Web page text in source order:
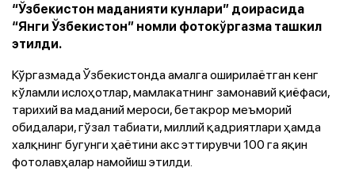
“Ўзбекистон маданияти кунлари” доирасида
“Янги Ўзбекистон” номли фотокўргазма ташкил
этилди.
Кўргазмада Ўзбекистонда амалга оширилаётган кенг
кўламли ислоҳотлар, мамлакатнинг замонавий қиёфаси,
тарихий ва маданий мероси, бетакрор меъморий
обидалари, гўзал табиати, миллий қадриятлари ҳамда
халқнинг бугунги ҳаётини акс эттирувчи 100 га яқин
фотолавҳалар намойиш этилди.